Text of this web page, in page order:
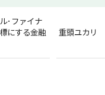
･ファイナ
にする金融
重頭ユカリ